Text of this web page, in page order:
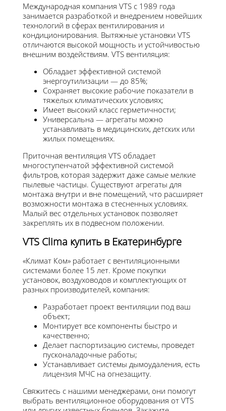
Международная компания VTS с 1989 года
занимается разработкой и внедрением новейших
технологий в сферах вентилирования и
кондиционирования. Вытяжные установки VTS
отличаются высокой мощность и устойчивостью
внешним воздействиям. VTS вентиляция:
Обладает эффективной системой
энергоутилизации — до 85%;
Сохраняет высокие рабочие показатели в
тяжелых климатических условиях;
Имеет высокий класс герметичности;
Универсальна — агрегаты можно
устанавливать в медицинских, детских или
жилых помещениях.
Приточная вентиляция VTS обладает
многоступенчатой эффективной системой
фильтров, которая задержит даже самые мелкие
пылевые частицы. Существуют агрегаты для
монтажа внутри и вне помещений, что расширяет
возможности монтажа в стесненных условиях.
Малый вес отдельных установок позволяет
закреплять их в подвесном положении.
VTS Clima купить в Екатеринбурге
«Климат Ком» работает с вентиляционными
системами более 15 лет. Кроме покупки
установок, воздуховодов и комплектующих от
разных производителей, компания:
Разработает проект вентиляции под ваш
объект;
Монтирует все компоненты быстро и
качественно;
Делает паспортизацию системы, проведет
пусконаладочные работы;
Устанавливает системы дымоудаления, есть
лицензия МЧС на огнезащиту.
Свяжитесь с нашими менеджерами, они помогут
выбрать вентиляционное оборудования от VTS